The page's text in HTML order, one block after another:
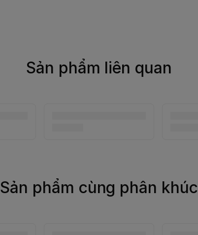
Sản phẩm liên quan
Sản phẩm cùng phân khúc